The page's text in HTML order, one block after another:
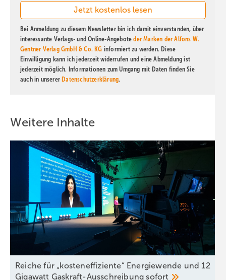
Bei Anmeldung zu diesem Newsletter bin ich damit einverstanden, über
interessante Verlags- und Online-Angeboteder Marken der Alfons W.
Gentner Verlag GmbH & Co. KG informiert zu werden. Diese
Einwilligung kann ich jederzeit widerrufen und eine Abmeldung ist
jederzeit möglich. Informationen zum Umgang mit Daten finden Sie
auch in unsererDatenschutzerklärung.
Weitere Inhalte
Reiche für „kosteneffiziente“ Energiewende und 12
Gigawatt Gaskraft-Ausschreibungsofort